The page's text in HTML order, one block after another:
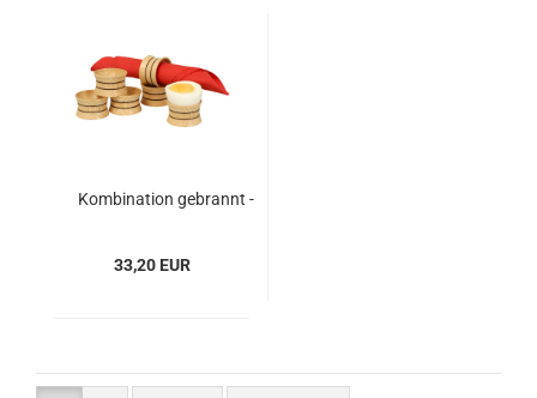
Kombination gebrannt -
33,20 EUR